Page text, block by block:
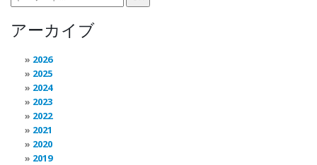
アーカイブ
2026
2025
2024
2023
2022
2021
2020
2019